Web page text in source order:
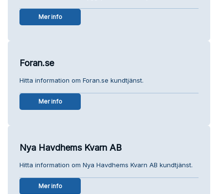
Mer info
Foran.se
Hitta information om Foran.se kundtjänst.
Mer info
Nya Havdhems Kvarn AB
Hitta information om Nya Havdhems Kvarn AB kundtjänst.
Mer info